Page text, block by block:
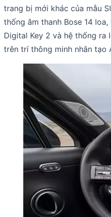
trang bị mới khác của mẫu
thống âm thanh Bose 14
Digital Key 2 và hệ thống ra
trên trí thông minh nhân tạo